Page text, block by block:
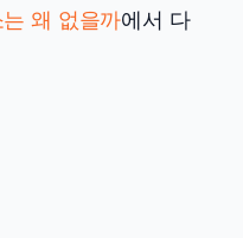
왜 없을까에서 다